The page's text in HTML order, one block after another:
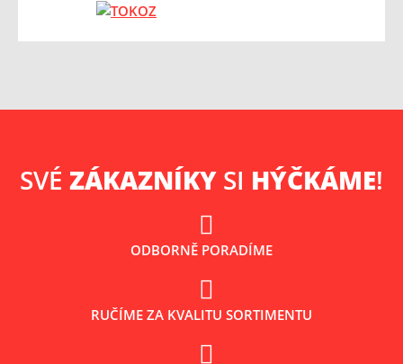
SVÉ ZÁKAZNÍKY SI HÝČKÁME!
ODBORNĚ PORADÍME
RUČÍME ZA KVALITU SORTIMENTU